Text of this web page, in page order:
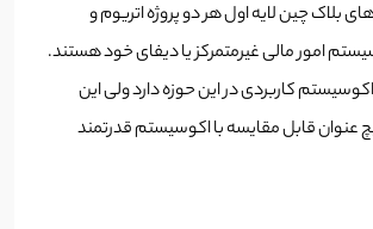
بلاک چین لایه اول هر دو پروژه اتریوم و
امور مالی غیرمتمرکز یا دیفای خود هستند.
کاربردی در این حوزه دارد ولی این
قابل مقایسه با اکوسیستم قدرتمند